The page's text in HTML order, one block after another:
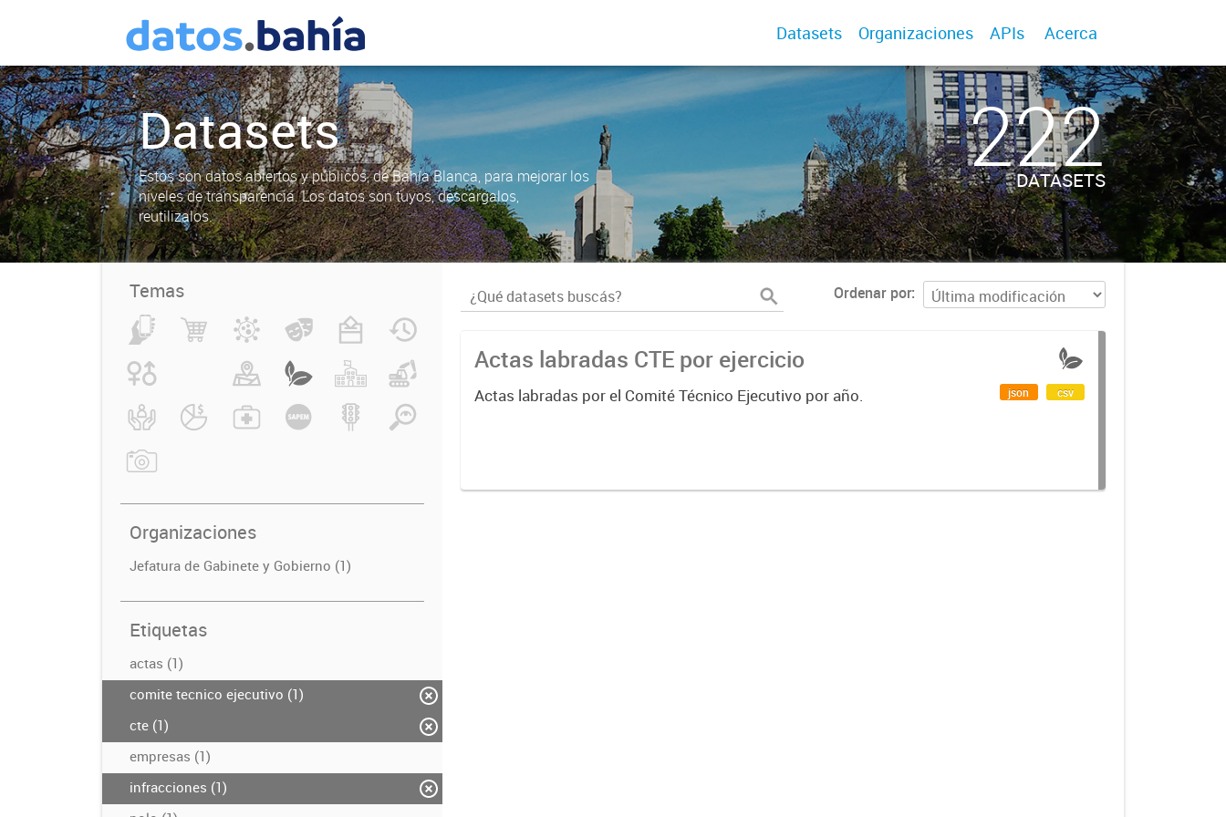
Datasets Organizaciones APIs Acerca
Datasets
Estos son datos abiertos y públicos, de Bahía Blanca, para mejorar los
niveles de transparencia. Los datos son tuyos, descargalos,
reutilizalos.
222
DATASETS
Temas
Organizaciones
Jefatura de Gabinete y Gobierno (1)
Etiquetas
actas (1)
comite tecnico ejecutivo (1)
cte (1)
empresas (1)
infracciones (1)
Ordenar por
Actas labradas CTE por ejercicio
Actas labradas por el Comité Técnico Ejecutivo por año. json csv